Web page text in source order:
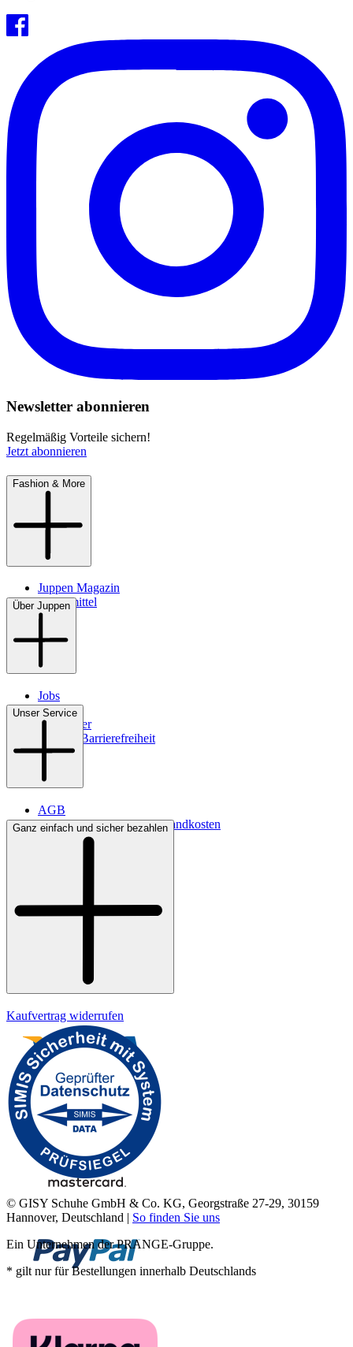
Newsletter abonnieren
Regelmäßig Vorteile sichern!
Jetzt abonnieren
Fashion & More
Juppen Magazin
Pflegemittel
Über Juppen
Jobs
Filialen
Newsletter
Digitale Barrierefreiheit
Unser Service
AGB
Lieferbedingungen & Versandkosten
Bezahlung
Ganz einfach und sicher bezahlen
Kaufvertrag widerrufen
© GISY Schuhe GmbH & Co. KG, Georgstraße 27-29, 30159
Hannover, Deutschland | So finden Sie uns
Ein Unternehmen der PRANGE-Gruppe.
* gilt nur für Bestellungen innerhalb Deutschlands